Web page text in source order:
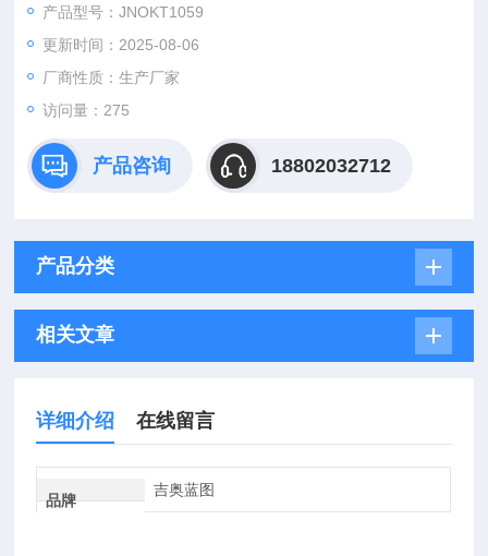
困难、成果转化乏力。吉奥蓝图（JENNIO-LAB）依托全链式科
研平台与十年深耕经验，推出"机制研究课题全周期赋能计划"，
为科研工作者提供从理论创新到数据落地的完整解决方案。
产品型号：JNOKT1059
更新时间：2025-08-06
厂商性质：生产厂家
访问量：275
产品咨询 18802032712
产品分类
相关文章
详细介绍 在线留言
品牌
吉奥蓝图